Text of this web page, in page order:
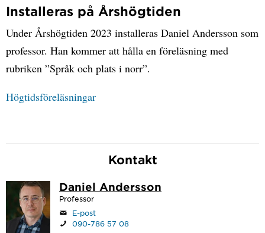
Installeras på Årshögtiden
Under Årshögtiden 2023 installeras Daniel Andersson som
professor. Han kommer att hålla en föreläsning med
rubriken ”Språk och plats i norr”.
Högtidsföreläsningar
Kontakt
Daniel Andersson
Professor
E-post
090-786 57 08